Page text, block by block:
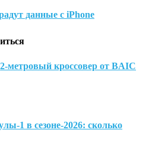
данные с iPhone
метровый кроссовер от BAIC
1 в сезоне-2026: сколько